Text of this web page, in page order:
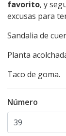
favorito, y
excusas para
Sandalia de
Planta
Taco de goma.
Número